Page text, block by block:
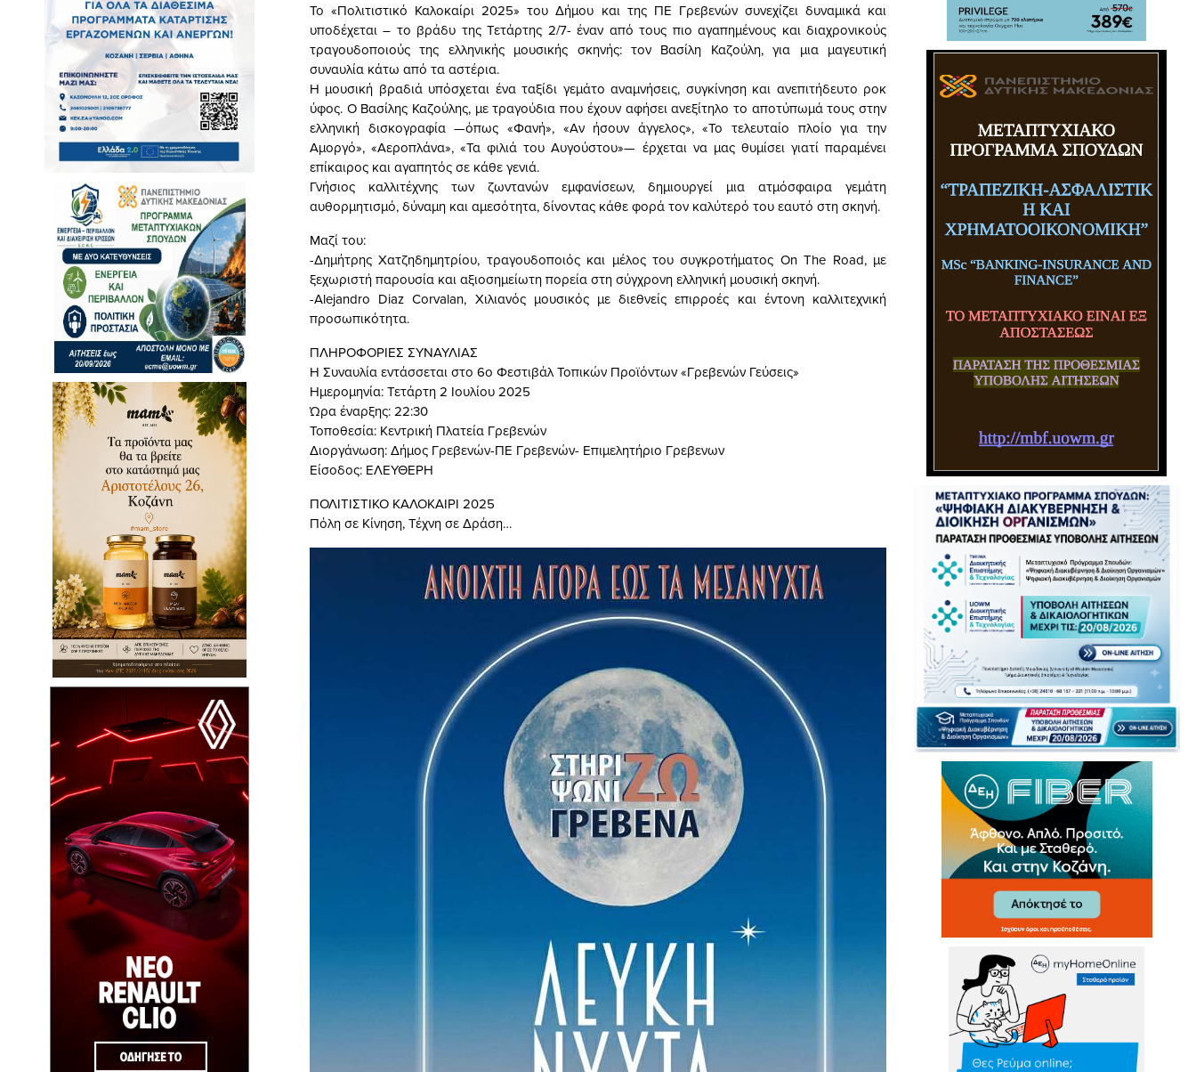
Το «Πολιτιστικό Καλοκαίρι 2025» του Δήμου και της ΠΕ Γρεβενών συνεχίζει δυναμικά και
υποδέχεται – το βράδυ της Τετάρτης 2/7- έναν από τους πιο αγαπημένους και διαχρονικούς
τραγουδοποιούς της ελληνικής μουσικής σκηνής: τον Βασίλη Καζούλη, για μια μαγευτική
συναυλία κάτω από τα αστέρια.
Η μουσική βραδιά υπόσχεται ένα ταξίδι γεμάτο αναμνήσεις, συγκίνηση και ανεπιτήδευτο ροκ
ύφος. Ο Βασίλης Καζούλης, με τραγούδια που έχουν αφήσει ανεξίτηλο το αποτύπωμά τους στην
ελληνική δισκογραφία —όπως «Φανή», «Αν ήσουν άγγελος», «Το τελευταίο πλοίο για την
Αμοργό», «Αεροπλάνα», «Τα φιλιά του Αυγούστου»— έρχεται να μας θυμίσει γιατί παραμένει
επίκαιρος και αγαπητός σε κάθε γενιά.
Γνήσιος καλλιτέχνης των ζωντανών εμφανίσεων, δημιουργεί μια ατμόσφαιρα γεμάτη
αυθορμητισμό, δύναμη και αμεσότητα, δίνοντας κάθε φορά τον καλύτερό του εαυτό στη σκηνή.
Μαζί του:
-Δημήτρης Χατζηδημητρίου, τραγουδοποιός και μέλος του συγκροτήματος On The Road, με
ξεχωριστή παρουσία και αξιοσημείωτη πορεία στη σύγχρονη ελληνική μουσική σκηνή.
-Alejandro Diaz Corvalan, Χιλιανός μουσικός με διεθνείς επιρροές και έντονη καλλιτεχνική
προσωπικότητα.
ΠΛΗΡΟΦΟΡΙΕΣ ΣΥΝΑΥΛΙΑΣ
Η Συναυλία εντάσσεται στο 6ο Φεστιβάλ Τοπικών Προϊόντων «Γρεβενών Γεύσεις»
Ημερομηνία: Τετάρτη 2 Ιουλίου 2025
Ώρα έναρξης: 22:30
Τοποθεσία: Κεντρική Πλατεία Γρεβενών
Διοργάνωση: Δήμος Γρεβενών-ΠΕ Γρεβενών- Επιμελητήριο Γρεβενων
Είσοδος: ΕΛΕΥΘΕΡΗ
ΠΟΛΙΤΙΣΤΙΚΟ ΚΑΛΟΚΑΙΡΙ 2025
Πόλη σε Κίνηση, Τέχνη σε Δράση…